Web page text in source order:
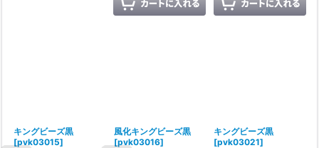
キングビーズ黒
[pvk03015]
風化キングビーズ黒
[pvk03016]
キングビーズ黒
[pvk03021]